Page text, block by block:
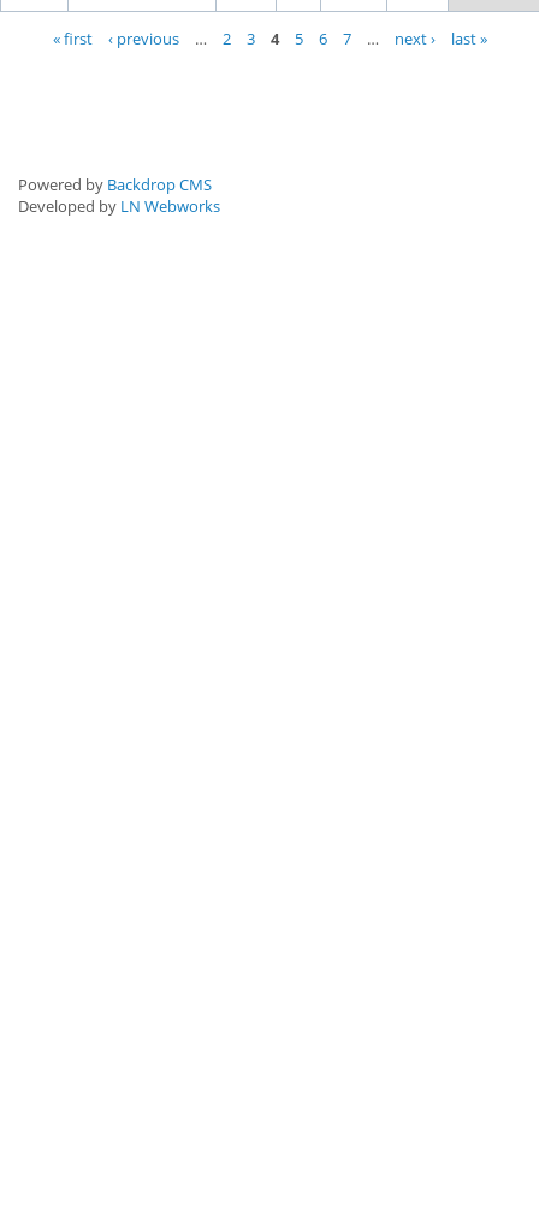
Pages« first ‹ previous … 2 3 4 5 6 7 … next › last »
Powered by Backdrop CMS
Developed by LN Webworks